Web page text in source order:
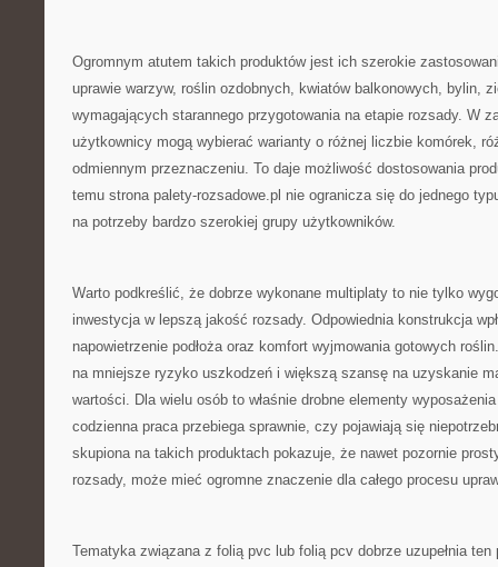
Ogromnym atutem takich produktów jest ich szerokie
uprawie warzyw, roślin ozdobnych, kwiatów balkonowych, bylin,
wymagających starannego przygotowania na etapie rozsady. W
użytkownicy mogą wybierać warianty o różnej liczbie komórek,
odmiennym przeznaczeniu. To daje możliwość dostosowania
temu strona palety-rozsadowe.pl nie ogranicza się do jednego
na potrzeby bardzo szerokiej grupy użytkowników.
Warto podkreślić, że dobrze wykonane multiplaty to nie tylko
inwestycja w lepszą jakość rozsady. Odpowiednia konstrukcja
napowietrzenie podłoża oraz komfort wyjmowania gotowych
na mniejsze ryzyko uszkodzeń i większą szansę na uzyskanie
wartości. Dla wielu osób to właśnie drobne elementy
codzienna praca przebiega sprawnie, czy pojawiają się
skupiona na takich produktach pokazuje, że nawet pozornie
rozsady, może mieć ogromne znaczenie dla całego procesu
Tematyka związana z folią pvc lub folią pcv dobrze uzupełnia